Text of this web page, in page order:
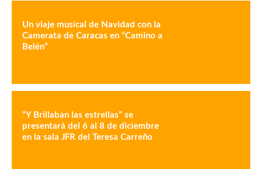
Un viaje musical de Navidad con la
Camerata de Caracas en “Camino a
Belén”
“Y Brillaban las estrellas” se
presentará del 6 al 8 de diciembre
en la sala JFR del Teresa Carreño